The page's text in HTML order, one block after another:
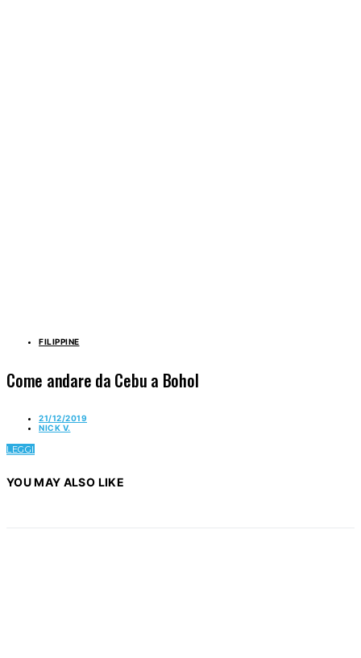
FILIPPINE
Come andare da Cebu a Bohol
21/12/2019
NICK V.
LEGGI
YOU MAY ALSO LIKE